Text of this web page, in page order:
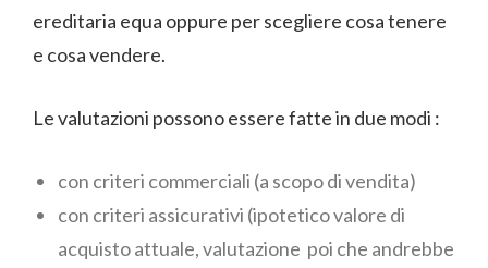
ereditaria equa oppure per scegliere cosa tenere
e cosa vendere.
Le valutazioni possono essere fatte in due modi :
con criteri commerciali (a scopo di vendita)
con criteri assicurativi (ipotetico valore di
acquisto attuale, valutazione poi che andrebbe